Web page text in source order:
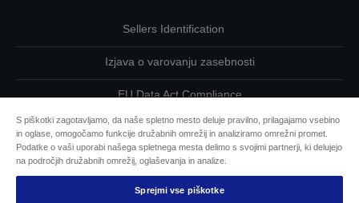
Sellers Identification
Izjava o varovanju zasebnosti
EU Data Act Compliance
Kontaktirajte nas glede svojih podatkov
Informacije o piškotkih
Epsonova zavezanost dostopnosti
S piškotki zagotavljamo, da naše spletno mesto deluje pravilno, prilagajamo vsebino
in oglase, omogočamo funkcije družabnih omrežij in analiziramo omrežni promet.
Podatke o vaši uporabi našega spletnega mesta delimo s svojimi partnerji, ki delujejo
na področjih družabnih omrežij, oglaševanja in analize.
Sprejmi vse piškotke